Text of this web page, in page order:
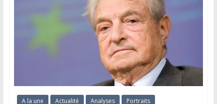
A la une Actualité Analyses
Portraits